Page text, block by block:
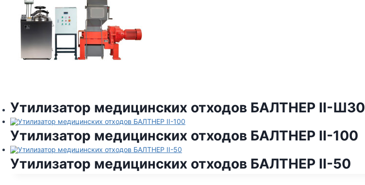
Утилизатор медицинских отходов БАЛТНЕР II-Ш30
Утилизатор медицинских отходов БАЛТНЕР II-100
Утилизатор медицинских отходов БАЛТНЕР II-50